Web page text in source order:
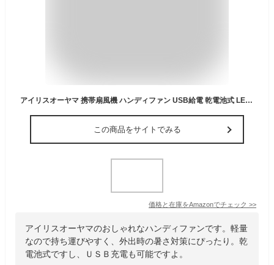
アイリスオーヤマ 携帯扇風機 ハンディファン USB給電 乾電池式 LEDライト付 KHF-01-W ペールホワイト
この商品をサイトでみる
価格と在庫をAmazonでチェック >>
アイリスオーヤマのおしゃれなハンディファンです。軽量
なので持ち運びやすく、外出時の暑さ対策にぴったり。乾
電池式ですし、ＵＳＢ充電も可能ですよ。